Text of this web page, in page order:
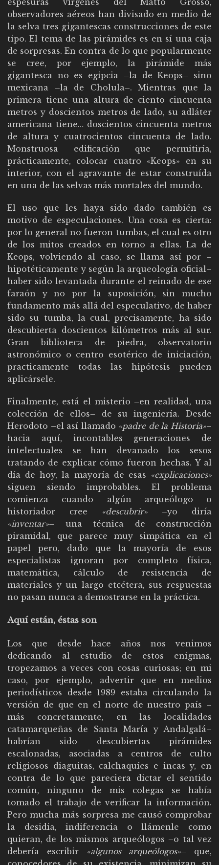
espesuras vírgenes del Matto Grosso,
observadores aéreos han divisado en medio de
la selva tres gigantescas construcciones de este
tipo. El tema de las pirámides es en sí una caja
de sorpresas. En contra de lo que popularmente
se cree, por ejemplo, la pirámide más
gigantesca no es egipcia –la de Keops– sino
mexicana –la de Cholula–. Mientras que la
primera tiene una altura de ciento cincuenta
metros y doscientos metros de lado, su adláter
americana tiene… doscientos cincuenta metros
de altura y cuatrocientos cincuenta de lado.
Monstruosa edificación que permitiría,
prácticamente, colocar cuatro «Keops» en su
interior, con el agravante de estar construída
en una de las selvas más mortales del mundo.
El uso que les haya sido dado también es
motivo de especulaciones. Una cosa es cierta:
por lo general no fueron tumbas, el cual es otro
de los mitos creados en torno a ellas. La de
Keops, volviendo al caso, se llama así por –
hipotéticamente y según la arqueología oficial–
haber sido levantada durante el reinado de ese
faraón y no por la suposición, sin mucho
fundamento más allá del especulativo, de haber
sido su tumba, la cual, precisamente, ha sido
descubierta doscientos kilómetros más al sur.
Gran biblioteca de piedra, observatorio
astronómico o centro esotérico de iniciación,
practicamente todas las hipótesis pueden
aplicársele.
Finalmente, está el misterio –en realidad, una
colección de ellos– de su ingeniería. Desde
Herodoto –el así llamado «padre de la Historia»–
hacia aquí, incontables generaciones de
intelectuales se han devanado los sesos
tratando de explicar cómo fueron hechas. Y al
día de hoy, la mayoría de esas «explicaciones»
siguen siendo improbables. El problema
comienza cuando algún arqueólogo o
historiador cree «descubrir» –yo diría
«inventar»– una técnica de construcción
piramidal, que parece muy simpática en el
papel pero, dado que la mayoría de esos
especialistas ignoran por completo física,
matemática, cálculo de resistencia de
materiales y un largo etcétera, sus respuestas
no pasan nunca a demostrarse en la práctica.
Aquí están, éstas son
Los que desde hace años nos venimos
dedicando al estudio de estos enigmas,
tropezamos a veces con cosas curiosas; en mi
caso, por ejemplo, advertir que en medios
periodísticos desde 1989 estaba circulando la
versión de que en el norte de nuestro país –
más concretamente, en las localidades
catamarqueñas de Santa María y Andalgalá–
habrían sido descubiertas pirámides
escalonadas, asociadas a centros de culto
religiosos diaguitas, calchaquíes e incas y, en
contra de lo que pareciera dictar el sentido
común, ninguno de mis colegas se había
tomado el trabajo de verificar la información.
Pero mucha más sorpresa me causó comprobar
la desidia, indiferencia o llámenle como
quieran, de los mismos arqueólogos –o tal vez
debería escribir
«algunos arqueólogos»– que,